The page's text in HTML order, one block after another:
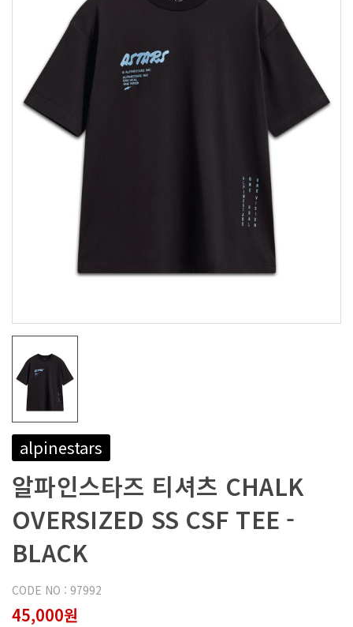
alpinestars
알파인스타즈 티셔츠 CHALK
OVERSIZED SS CSF TEE -
BLACK
CODE NO : 97992
45,000원